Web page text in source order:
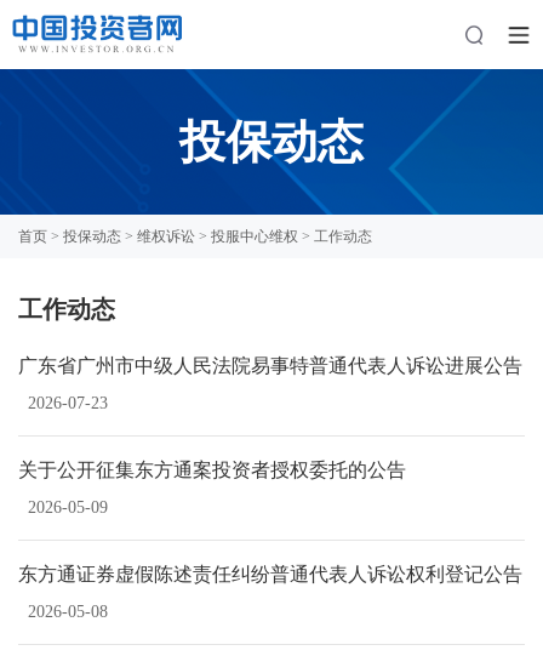
投保动态
首页 > 投保动态 > 维权诉讼 > 投服中心维权 > 工作动态
工作动态
广东省广州市中级人民法院易事特普通代表人诉讼进展公告
2026-07-23
关于公开征集东方通案投资者授权委托的公告
2026-05-09
东方通证券虚假陈述责任纠纷普通代表人诉讼权利登记公告
2026-05-08